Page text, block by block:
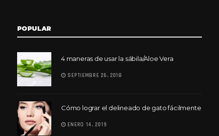
POPULAR
4 maneras de usar la sábila/Aloe Vera
SEPTIEMBRE 26, 2018
Cómo lograr el delineado de gato fácilmente
ENERO 14, 2019